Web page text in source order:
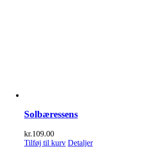
Solbæressens
kr.109.00
Tilføj til kurv Detaljer